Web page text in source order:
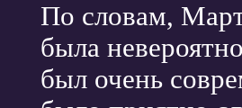
По словам,
была
был очень